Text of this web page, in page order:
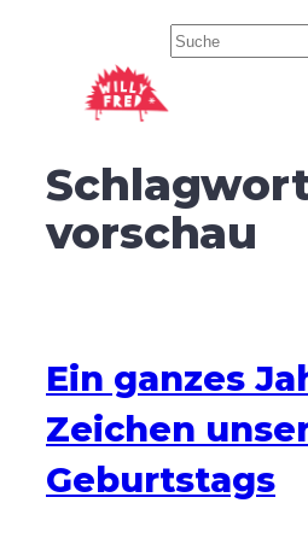
springen
Suchen
vorschau
Ein ganzes
Zeichen
Geburtstags